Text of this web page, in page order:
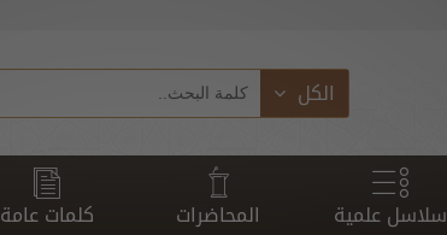
الكل
سلاسل علمية المحاضرات كلمات عامة